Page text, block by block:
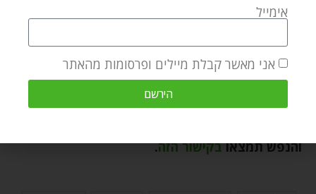
בה אנו אוכלים.
(המאמר מבוסס על דברי המחבר בספרואנטומיה של
הנשמה. כנסו ותיהנומהמבצעים המיוחדיםשל חנות
והנפש תמצאובקישור הזה.
אימייל
אני מאשר קבלת מיילים ופרסומות מהאתר
הירשם